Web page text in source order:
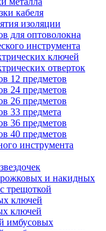
кабеля
изоляции
для оптоволокна
инструмента
ключей
отверток
12 предметов
24 предметов
26 предметов
33 предмета
36 предметов
40 предметов
инструмента
и накидных
трещоткой
ключей
ключей
имбусовых